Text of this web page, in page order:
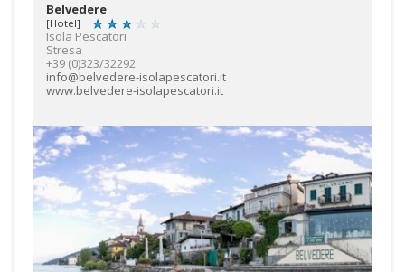
Belvedere
[Hotel]
Isola Pescatori
Stresa
+39 (0)323/32292
info@belvedere-isolapescatori.it
www.belvedere-isolapescatori.it